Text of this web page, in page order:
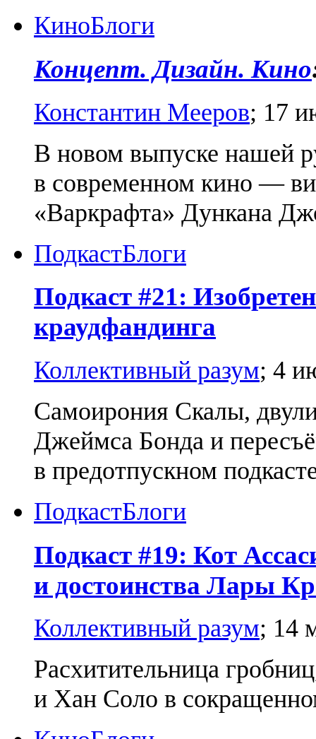
КиноБлоги
Концепт. Дизайн. Кино
Константин Мееров; 17
В новом выпуске нашей
в современном кино —
«Варкрафта» Дункана
ПодкастБлоги
Подкаст #21:
краудфандинга
Коллективный разум; 4
Самоирония Скалы,
Джеймса Бонда и
в предотпускном
ПодкастБлоги
Подкаст #19: Кот
и достоинства Лары
Коллективный разум; 14
Расхитительница
и Хан Соло в